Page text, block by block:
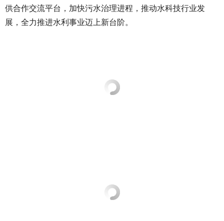
供合作交流平台，加快污水治理进程，推动水科技行业发
展，全力推进水利事业迈上新台阶。